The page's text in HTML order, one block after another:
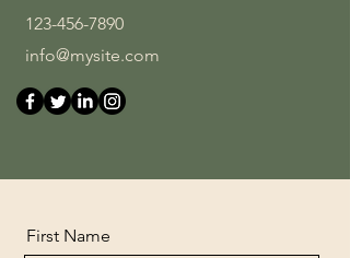
123-456-7890
info@mysite.com
First Name